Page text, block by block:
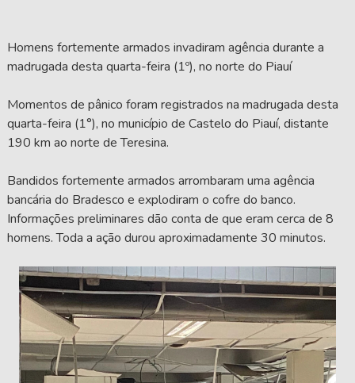
Homens fortemente armados invadiram agência durante a
madrugada desta quarta-feira (1º), no norte do Piauí
Momentos de pânico foram registrados na madrugada desta
quarta-feira (1°), no município de Castelo do Piauí, distante
190 km ao norte de Teresina.
Bandidos fortemente armados arrombaram uma agência
bancária do Bradesco e explodiram o cofre do banco.
Informações preliminares dão conta de que eram cerca de 8
homens. Toda a ação durou aproximadamente 30 minutos.